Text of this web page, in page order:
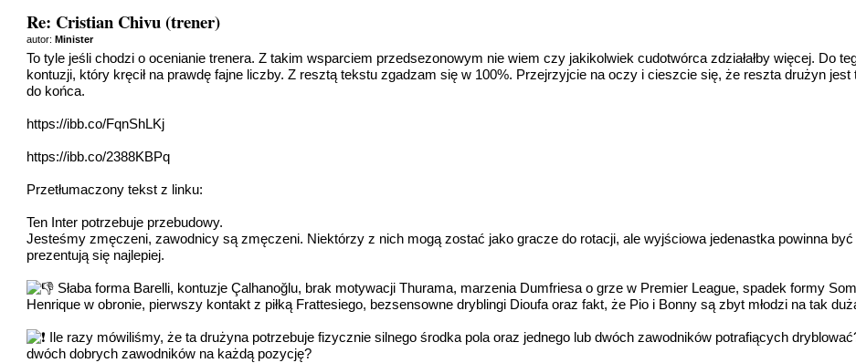
Re: Cristian Chivu (trener)
autor:Minister
To tyle jeśli chodzi o ocenianie trenera. Z takim wsparciem przedsezonowym nie wiem czy jakikolwiek cudotwórca zdziałałby więcej. Do
kontuzji, który kręcił na prawdę fajne liczby. Z resztą tekstu zgadzam się w 100%. Przejrzyjcie na oczy i cieszcie się, że reszta drużyn
do końca.
https://ibb.co/FqnShLKj
https://ibb.co/2388KBPq
Przetłumaczony tekst z linku:
Ten Inter potrzebuje przebudowy.
Jesteśmy zmęczeni, zawodnicy są zmęczeni. Niektórzy z nich mogą zostać jako gracze do rotacji, ale wyjściowa jedenastka powinna być
prezentują się najlepiej.
Słaba forma Barelli, kontuzje Çalhanoğlu, brak motywacji Thurama, marzenia Dumfriesa o grze w Premier League, spadek formy
Henrique w obronie, pierwszy kontakt z piłką Frattesiego, bezsensowne dryblingi Dioufa oraz fakt, że Pio i Bonny są zbyt młodzi na tak
Ile razy mówiliśmy, że ta drużyna potrzebuje fizycznie silnego środka pola oraz jednego lub dwóch zawodników potrafiących
dwóch dobrych zawodników na każdą pozycję?